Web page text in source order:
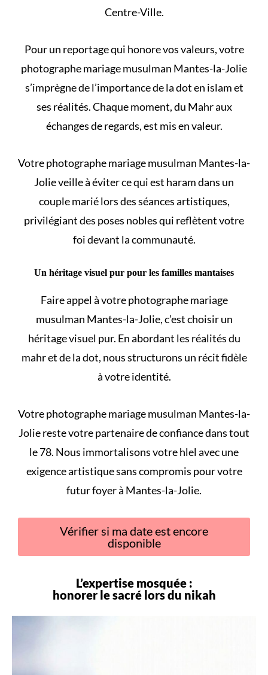
Centre-Ville.
Pour un reportage qui honore vos valeurs, votre
photographe mariage musulman Mantes-la-Jolie
s’imprègne de l’importance dela dot en islam et
ses réalités. Chaque moment, du Mahr aux
échanges de regards, est mis en valeur.
Votre photographe mariage musulman Mantes-la-
Jolie veille à éviterce qui est haram dans un
couple mariélors des séances artistiques,
privilégiant des poses nobles qui reflètent votre
foi devant la communauté.
Un héritage visuel pur pour les familles mantaises
Faire appel à votre photographe mariage
musulman Mantes-la-Jolie, c’est choisir un
héritage visuel pur. En abordant les réalités du
mahr et de la dot, nous structurons un récit fidèle
à votre identité.
Votre photographe mariage musulman Mantes-la-
Jolie reste votre partenaire de confiance dans tout
le 78. Nous immortalisons votrehlelavec une
exigence artistique sans compromis pour votre
futur foyer à Mantes-la-Jolie.
Vérifier si ma date est encore
disponible
L’expertise mosquée :
honorer le sacré lors du nikah